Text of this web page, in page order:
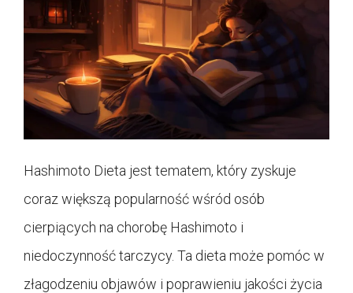
Hashimoto Dieta jest tematem, który zyskuje
coraz większą popularność wśród osób
cierpiących na chorobę Hashimoto i
niedoczynność tarczycy. Ta dieta może pomóc w
złagodzeniu objawów i poprawieniu jakości życia